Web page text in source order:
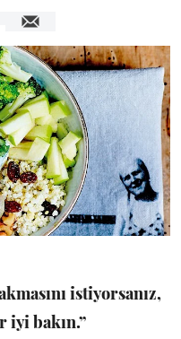
istiyorsanız,
iyi bakın.”